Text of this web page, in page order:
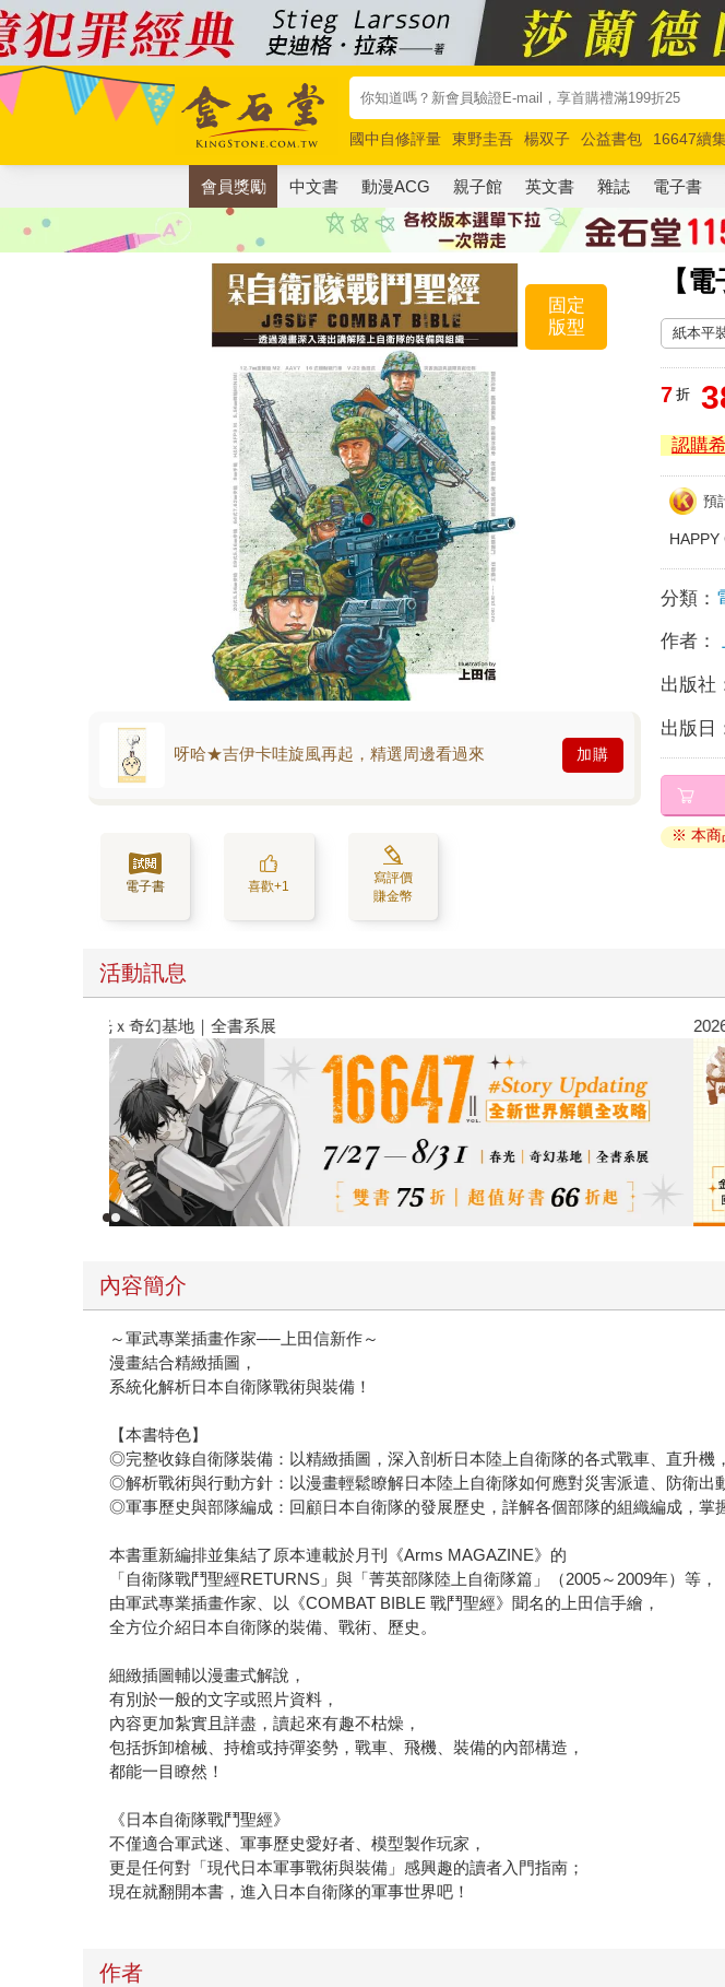
國中自修評量 東野圭吾 楊双子 公益書包 16647續
唯紅花綻放
奧德賽 路邊攤新作 馬斯克 玩具總動員5
會員獎勵 中文書 動漫ACG 親子館 英文書 雜誌 電子書
【
固定
版型
呀哈★吉伊卡哇旋風再起，精選周邊看過來 加購
電子書 喜歡+1
寫評價
賺金幣
紙本平
7 折
認購
預
HAPPY
分類：
作者：
出版社
出版日
※ 本商
活動訊息
春光ｘ奇幻基地｜全書系展
內容簡介
～軍武專業插畫作家──上田信新作～
漫畫結合精緻插圖，
系統化解析日本自衛隊戰術與裝備！
【本書特色】
◎完整收錄自衛隊裝備：以精緻插圖，深入剖析日本陸上自衛隊的各式戰車、直升機
◎解析戰術與行動方針：以漫畫輕鬆瞭解日本陸上自衛隊如何應對災害派遣、防衛出
◎軍事歷史與部隊編成：回顧日本自衛隊的發展歷史，詳解各個部隊的組織編成，掌
本書重新編排並集結了原本連載於月刊《Arms MAGAZINE》的
「自衛隊戰鬥聖經RETURNS」與「菁英部隊陸上自衛隊篇」（2005～2009年）等，
由軍武專業插畫作家、以《COMBAT BIBLE 戰鬥聖經》聞名的上田信手繪，
全方位介紹日本自衛隊的裝備、戰術、歷史。
細緻插圖輔以漫畫式解說，
有別於一般的文字或照片資料，
內容更加紮實且詳盡，讀起來有趣不枯燥，
包括拆卸槍械、持槍或持彈姿勢，戰車、飛機、裝備的內部構造，
都能一目瞭然！
《日本自衛隊戰鬥聖經》
不僅適合軍武迷、軍事歷史愛好者、模型製作玩家，
更是任何對「現代日本軍事戰術與裝備」感興趣的讀者入門指南；
現在就翻開本書，進入日本自衛隊的軍事世界吧！
作者